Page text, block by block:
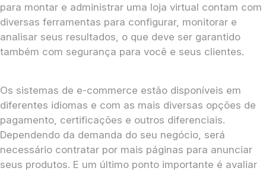
para montar e administrar uma loja virtual contam com
diversas ferramentas para configurar, monitorar e
analisar seus resultados, o que deve ser garantido
também com segurança para você e seus clientes.
Os sistemas de e-commerce estão disponíveis em
diferentes idiomas e com as mais diversas opções de
pagamento, certificações e outros diferenciais.
Dependendo da demanda do seu negócio, será
necessário contratar por mais páginas para anunciar
seus produtos. E um último ponto importante é avaliar